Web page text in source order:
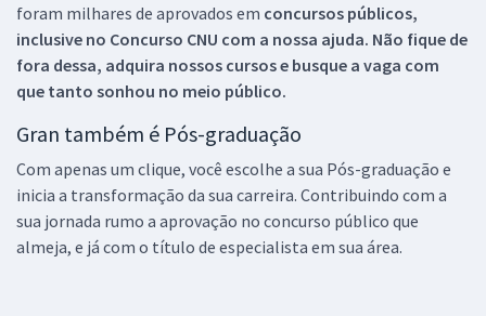
foram milhares de aprovados em concursos públicos,
inclusive no Concurso CNU com a nossa ajuda. Não fique de
fora dessa, adquira nossos cursos e busque a vaga com
que tanto sonhou no meio público.
Gran também é Pós-graduação
Com apenas um clique, você escolhe a sua Pós-graduação e
inicia a transformação da sua carreira. Contribuindo com a
sua jornada rumo a aprovação no concurso público que
almeja, e já com o título de especialista em sua área.